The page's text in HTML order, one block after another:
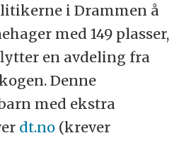
i Drammen å
med 149 plasser,
en avdeling fra
Denne
med ekstra
dt.no(krever